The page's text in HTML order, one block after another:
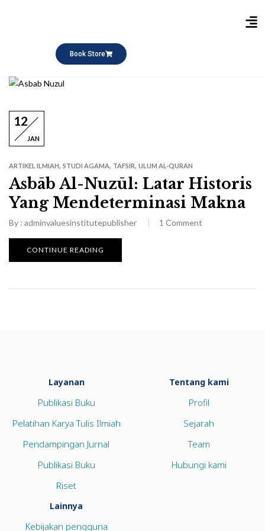
Book Store
12
JAN
ARTIKEL ILMIAH, STUDI AGAMA, TAFSIR, ULUM AL-QURAN
Asbāb Al-Nuzūl: Latar Historis
Yang Mendeterminasi Makna
By : adminvaluesinstitutepublisher 1 Comment
CONTINUE READING
Layanan
Publikasi Buku
Pelatihan Karya Tulis Ilmiah
Pendampingan Jurnal
Publikasi Buku
Riset
Tentang kami
Profil
Sejarah
Team
Hubungi kami
Lainnya
Kebijakan pengguna